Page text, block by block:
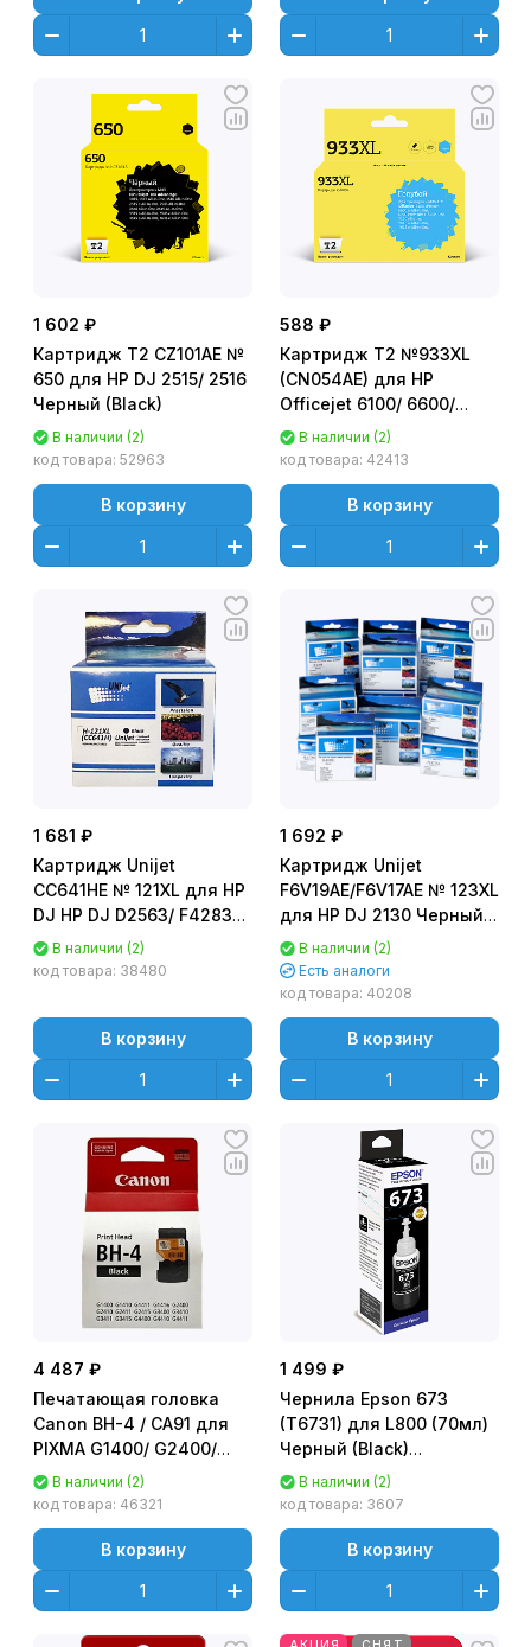
1 602 ₽
Картридж T2 CZ101AE №
650 для HP DJ 2515/ 2516
Черный (Black)
В наличии (2)
код товара: 52963
В корзину
588 ₽
Картридж T2 №933XL
(CN054AE) для HP
Officejet 6100/ 6600/
6700/ 7110/ 7610, Голубой
(Cyan)
В наличии (2)
код товара: 42413
В корзину
1 681 ₽
Картридж Unijet
CC641HE № 121XL для HP
DJ HP DJ D2563/ F4283
Черный (Black)
В наличии (2)
код товара: 38480
В корзину
1 692 ₽
Картридж Unijet
F6V19AE/F6V17AE № 123XL
для HP DJ 2130 Черный
(Black) восстановленный
В наличии (2)
Есть аналоги
код товара: 40208
В корзину
4 487 ₽
Печатающая головка
Canon BH-4 / CA91 для
PIXMA G1400/ G2400/
G3400 (QY6-8002)
Черная (Black)
В наличии (2)
код товара: 46321
В корзину
1 499 ₽
Чернила Epson 673
(T6731) для L800 (70мл)
Черный (Black)
Оригинальный
C13T67314A
В наличии (2)
код товара: 3607
В корзину